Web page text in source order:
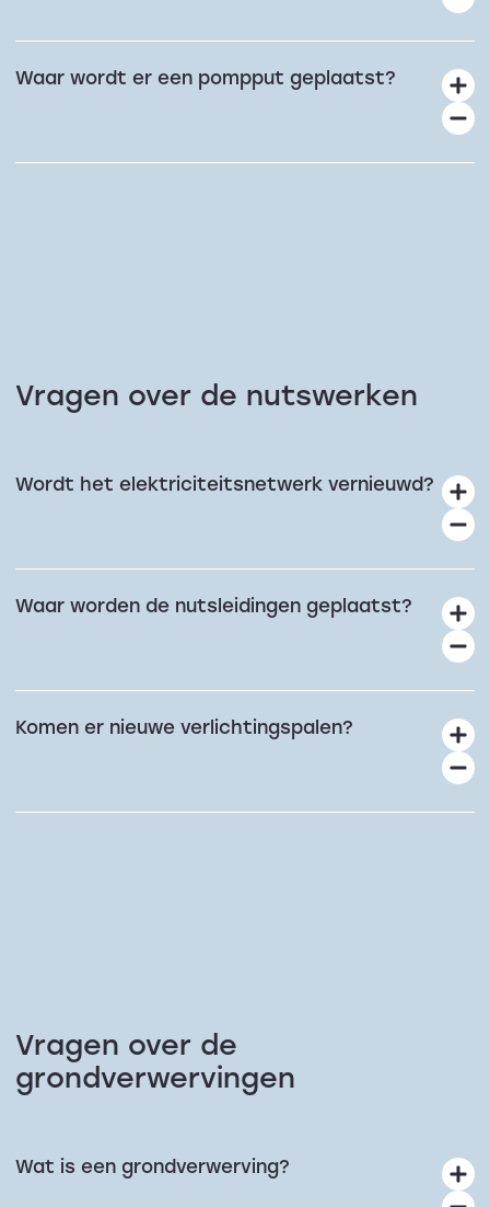
Waar wordt er een pompput geplaatst?
Vragen over de nutswerken
Wordt het elektriciteitsnetwerk vernieuwd?
Waar worden de nutsleidingen geplaatst?
Komen er nieuwe verlichtingspalen?
Vragen over de
grondverwervingen
Wat is een grondverwerving?